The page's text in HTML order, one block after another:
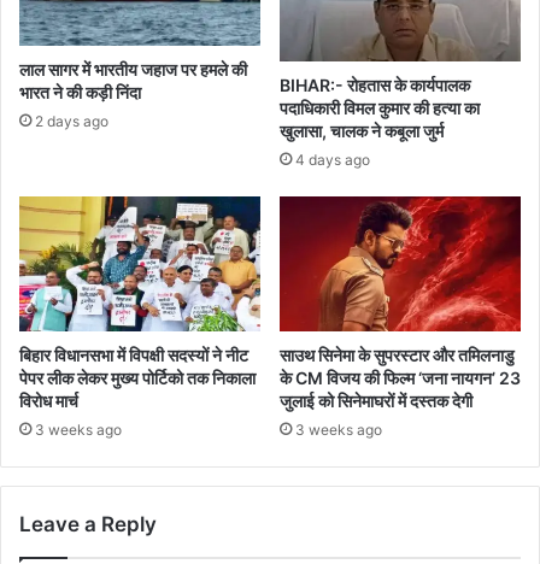
लाल सागर में भारतीय जहाज पर हमले की
भारत ने की कड़ी निंदा
2 days ago
BIHAR:- रोहतास के कार्यपालक
पदाधिकारी विमल कुमार की हत्या का
खुलासा, चालक ने कबूला जुर्म
4 days ago
बिहार विधानसभा में विपक्षी सदस्यों ने नीट
पेपर लीक लेकर मुख्य पोर्टिको तक निकाला
विरोध मार्च
3 weeks ago
साउथ सिनेमा के सुपरस्टार और तमिलनाडु
के CM विजय की फिल्म ‘जना नायगन’ 23
जुलाई को सिनेमाघरों में दस्तक देगी
3 weeks ago
Leave a Reply